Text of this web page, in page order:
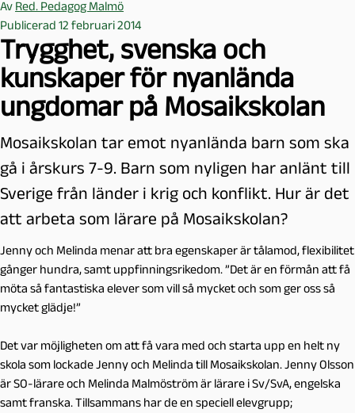
Av Red. Pedagog Malmö
Publicerad 12 februari 2014
Trygghet, svenska och
kunskaper för nyanlända
ungdomar på Mosaikskolan
Mosaikskolan tar emot nyanlända barn som ska
gå i årskurs 7-9. Barn som nyligen har anlänt till
Sverige från länder i krig och konflikt. Hur är det
att arbeta som lärare på Mosaikskolan?
Jenny och Melinda menar att bra egenskaper är tålamod, flexibilitet
gånger hundra, samt uppfinningsrikedom. ”Det är en förmån att få
möta så fantastiska elever som vill så mycket och som ger oss så
mycket glädje!”
Det var möjligheten om att få vara med och starta upp en helt ny
skola som lockade Jenny och Melinda till Mosaikskolan. Jenny Olsson
är SO-lärare och Melinda Malmöström är lärare i Sv/SvA, engelska
samt franska. Tillsammans har de en speciell elevgrupp;